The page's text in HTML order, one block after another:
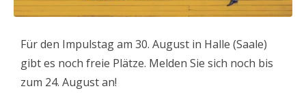
Für den Impulstag am 30. August in Halle (Saale)
gibt es noch freie Plätze. Melden Sie sich noch bis
zum 24. August an!